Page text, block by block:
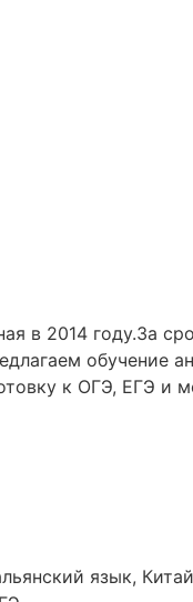
в 2014 году.За
обучение
к ОГЭ, ЕГЭ и
язык,